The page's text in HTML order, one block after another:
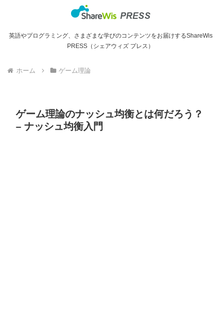
英語やプログラミング、さまざまな学びのコンテンツをお届けするShareWis
PRESS（シェアウィズ プレス）
ホーム ゲーム理論
ゲーム理論のナッシュ均衡とは何だろう？
– ナッシュ均衡入門